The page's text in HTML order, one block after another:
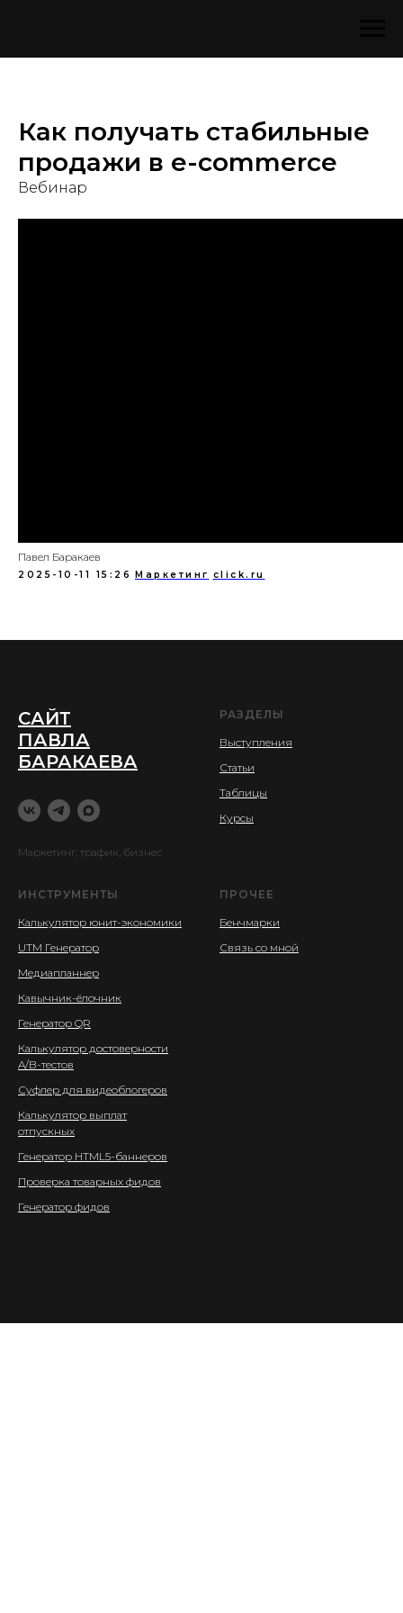
Как получать стабильные
продажи в e-commerce
Вебинар
Павел Баракаев
2025-10-11 15:26 Маркетинг click.ru
САЙТ
ПАВЛА
БАРАКАЕВА
Маркетинг, трафик, бизнес
РАЗДЕЛЫ
Выступления
Статьи
Таблицы
Курсы
ИНСТРУМЕНТЫ
Калькулятор юнит-экономики
UTM Генератор
Медиапланнер
Кавычник-ёлочник
Генератор QR
Калькулятор достоверности
A/B-тестов
Суфлер для видеоблогеров
Калькулятор выплат
отпускных
Генератор HTML5-баннеров
Проверка товарных фидов
Генератор фидов
ПРОЧЕЕ
Бенчмарки
Связь со мной